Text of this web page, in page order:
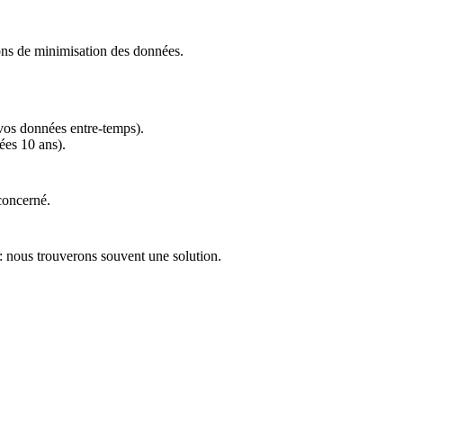
de minimisation des données.
données entre-temps).
10 ans).
trouverons souvent une solution.